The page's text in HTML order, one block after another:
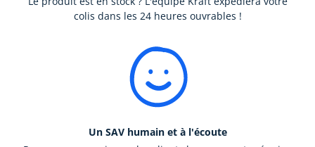
colis dans les 24 heures ouvrables !
Un SAV humain et à l'écoute